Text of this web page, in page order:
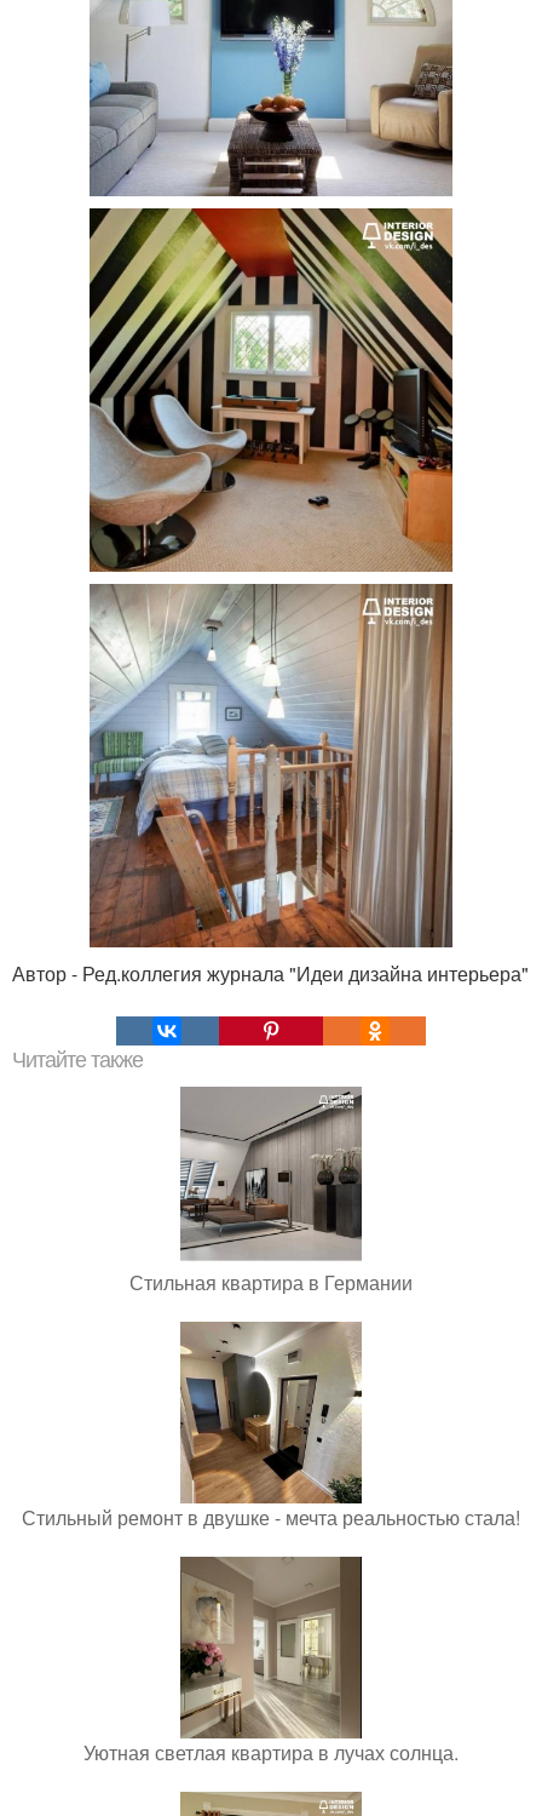
Автор - Ред.коллегия журнала "Идеи дизайна интерьера"
Читайте также
Стильная квартира в Германии
Стильный ремонт в двушке - мечта реальностью стала!
Уютная светлая квартира в лучах солнца.